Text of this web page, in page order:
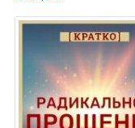
трактата - Лю Кен